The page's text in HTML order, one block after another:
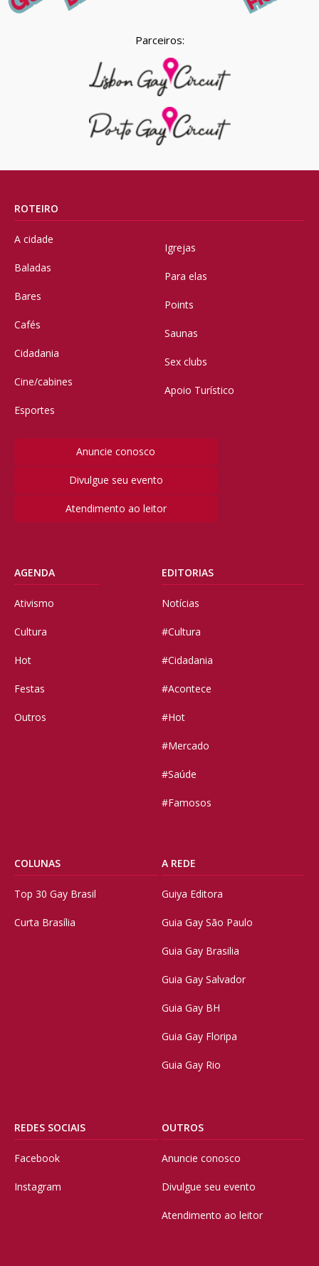
Parceiros:
ROTEIRO
A cidade
Baladas
Bares
Cafés
Cidadania
Cine/cabines
Esportes
Igrejas
Para elas
Points
Saunas
Sex clubs
Apoio Turístico
Anuncie conosco
Divulgue seu evento
Atendimento ao leitor
AGENDA
Ativismo
Cultura
Hot
Festas
Outros
EDITORIAS
Notícias
#Cultura
#Cidadania
#Acontece
#Hot
#Mercado
#Saúde
#Famosos
COLUNAS
Top 30 Gay Brasil
Curta Brasília
A REDE
Guiya Editora
Guia Gay São Paulo
Guia Gay Brasilia
Guia Gay Salvador
Guia Gay BH
Guia Gay Floripa
Guia Gay Rio
REDES SOCIAIS
Facebook
Instagram
OUTROS
Anuncie conosco
Divulgue seu evento
Atendimento ao leitor